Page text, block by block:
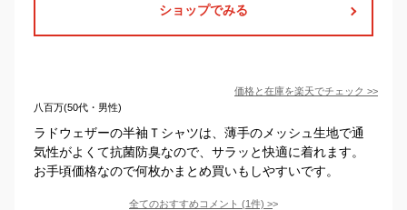
ショップでみる
価格と在庫を楽天でチェック >>
八百万(50代・男性)
ラドウェザーの半袖Ｔシャツは、薄手のメッシュ生地で通
気性がよくて抗菌防臭なので、サラッと快適に着れます。
お手頃価格なので何枚かまとめ買いもしやすいです。
全てのおすすめコメント (1件) >